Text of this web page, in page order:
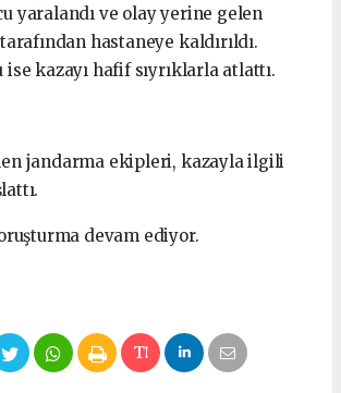
yaralandı ve olay yerine gelen
hastaneye kaldırıldı.
ise kazayı hafif sıyrıklarla atlattı.
jandarma ekipleri, kazayla ilgili
devam ediyor.